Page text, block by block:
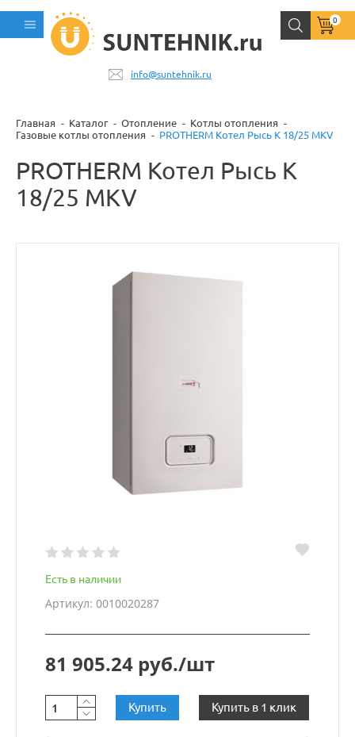
info@suntehnik.ru
0
Главная Каталог Отопление
Котлы отопления
Газовые котлы отопления
PROTHERM Котел Рысь К 18/25 MKV
PROTHERM Котел Рысь К
18/25 MKV
Есть в наличии
Артикул: 0010020287
81 905.24 руб./шт
Купить Купить в 1 клик